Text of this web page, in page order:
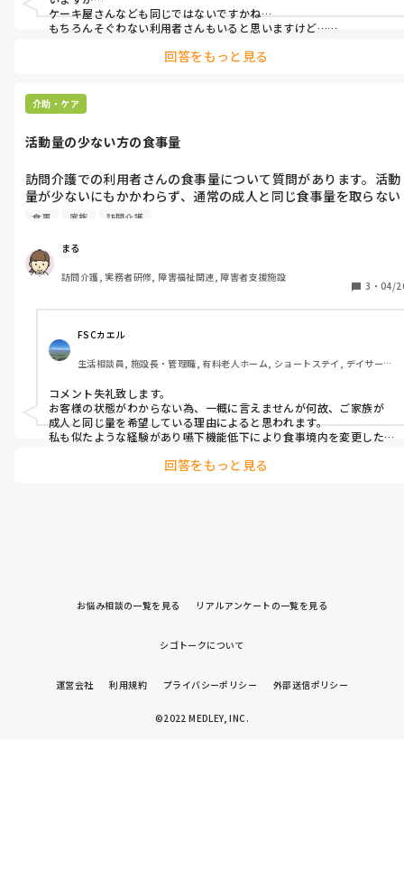
ケーキ屋さんなども同じではないですかね…
もちろんそぐわない利用者さんもいると思いますけど…
回答をもっと見る
介助・ケア
活動量の少ない方の食事量
訪問介護での利用者さんの食事量について質問があります。活動
量が少ないにもかかわらず、通常の成人と同じ食事量を取らない
ととご家族の要望があります。しかし、体格が良い方で体重が増
個人的にカロリーを摂りすぎな気がします。皆さん、どう思われ
食事 家族 訪問介護
まる
訪問介護, 実務者研修, 障害福祉関連, 障害者支援施設
3 ・ 04/
FSCカエル
生活相談員, 施設長・管理職, 有料老人ホーム, ショートステイ, デイサービ
コメント失礼致します。
お客様の状態がわからない為、一概に言えませんが何故、ご家族が
成人と同じ量を希望している理由によると思われます。
私も似たような経験があり嚥下機能低下により食事境内を変更した
しかし、家族が常食の普通量に拘っており理由を伺った事がありま
回答をもっと見る
お悩み相談の一覧を見る リアルアンケートの一覧を見る
シゴトークについて
運営会社 利用規約 プライバシーポリシー 外部送信ポリシー
©2022 MEDLEY, INC.